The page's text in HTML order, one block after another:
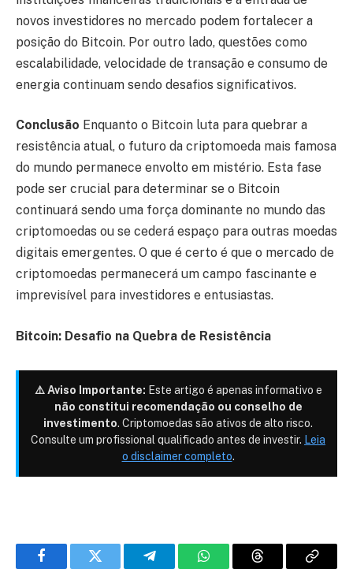
novos investidores no mercado podem fortalecer a
posição do Bitcoin. Por outro lado, questões como
escalabilidade, velocidade de transação e consumo de
energia continuam sendo desafios significativos.
Conclusão Enquanto o Bitcoin luta para quebrar a
resistência atual, o futuro da criptomoeda mais famosa
do mundo permanece envolto em mistério. Esta fase
pode ser crucial para determinar se o Bitcoin
continuará sendo uma força dominante no mundo das
criptomoedas ou se cederá espaço para outras moedas
digitais emergentes. O que é certo é que o mercado de
criptomoedas permanecerá um campo fascinante e
imprevisível para investidores e entusiastas.
Bitcoin: Desafio na Quebra de Resistência
⚠️ Aviso Importante: Este artigo é apenas informativo e
não constitui recomendação ou conselho de
investimento. Criptomoedas são ativos de alto risco.
Consulte um profissional qualificado antes de investir. Leia
o disclaimer completo.
FacebookTwitter TelegramWhatsAppThreads Copiar